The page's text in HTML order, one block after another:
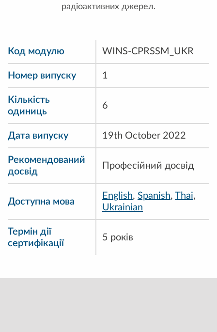
радіоактивних джерел.
Код модулю WINS-CPRSSM_UKR
Номер випуску 1
Кількість
одиниць
6
Дата випуску 19th October 2022
Рекомендований
досвід
Професійний досвід
Доступна мова
English, Spanish, Thai,
Ukrainian
Термін дії
сертифікації
5 років